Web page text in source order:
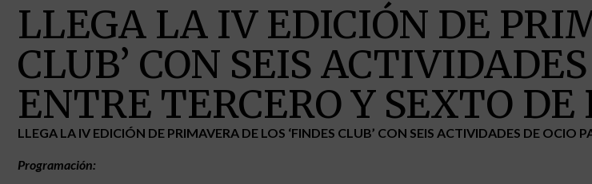
LLEGA LA IV EDICIÓN DE
CLUB’ CON SEIS
ENTRE TERCERO Y SEXTO
LLEGA LA IV EDICIÓN DE PRIMAVERA DE LOS ‘FINDES CLUB’ CON SEIS ACTIVIDADES DE OCIO
Programación: